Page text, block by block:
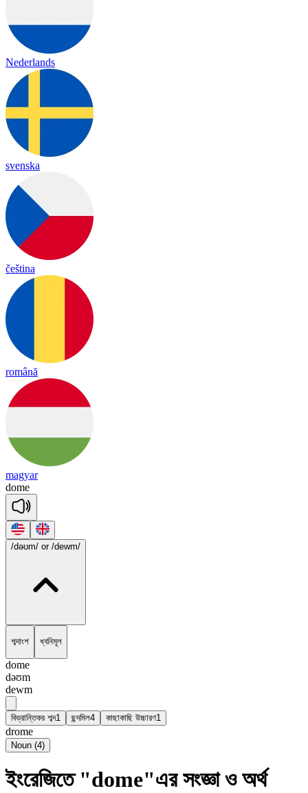
Nederlands
svenska
čeština
română
magyar
dome
/dəʊm/ or /dewm/
শব্দাংশ ধ্বনিমূল
dome
dəʊm
dewm
বিভ্রান্তিকর শব্দ1 ছন্দমিল4 কাছাকাছি উচ্চারণ1
drome
Noun (4)
ইংরেজিতে "dome"এর সংজ্ঞা ও অর্থ